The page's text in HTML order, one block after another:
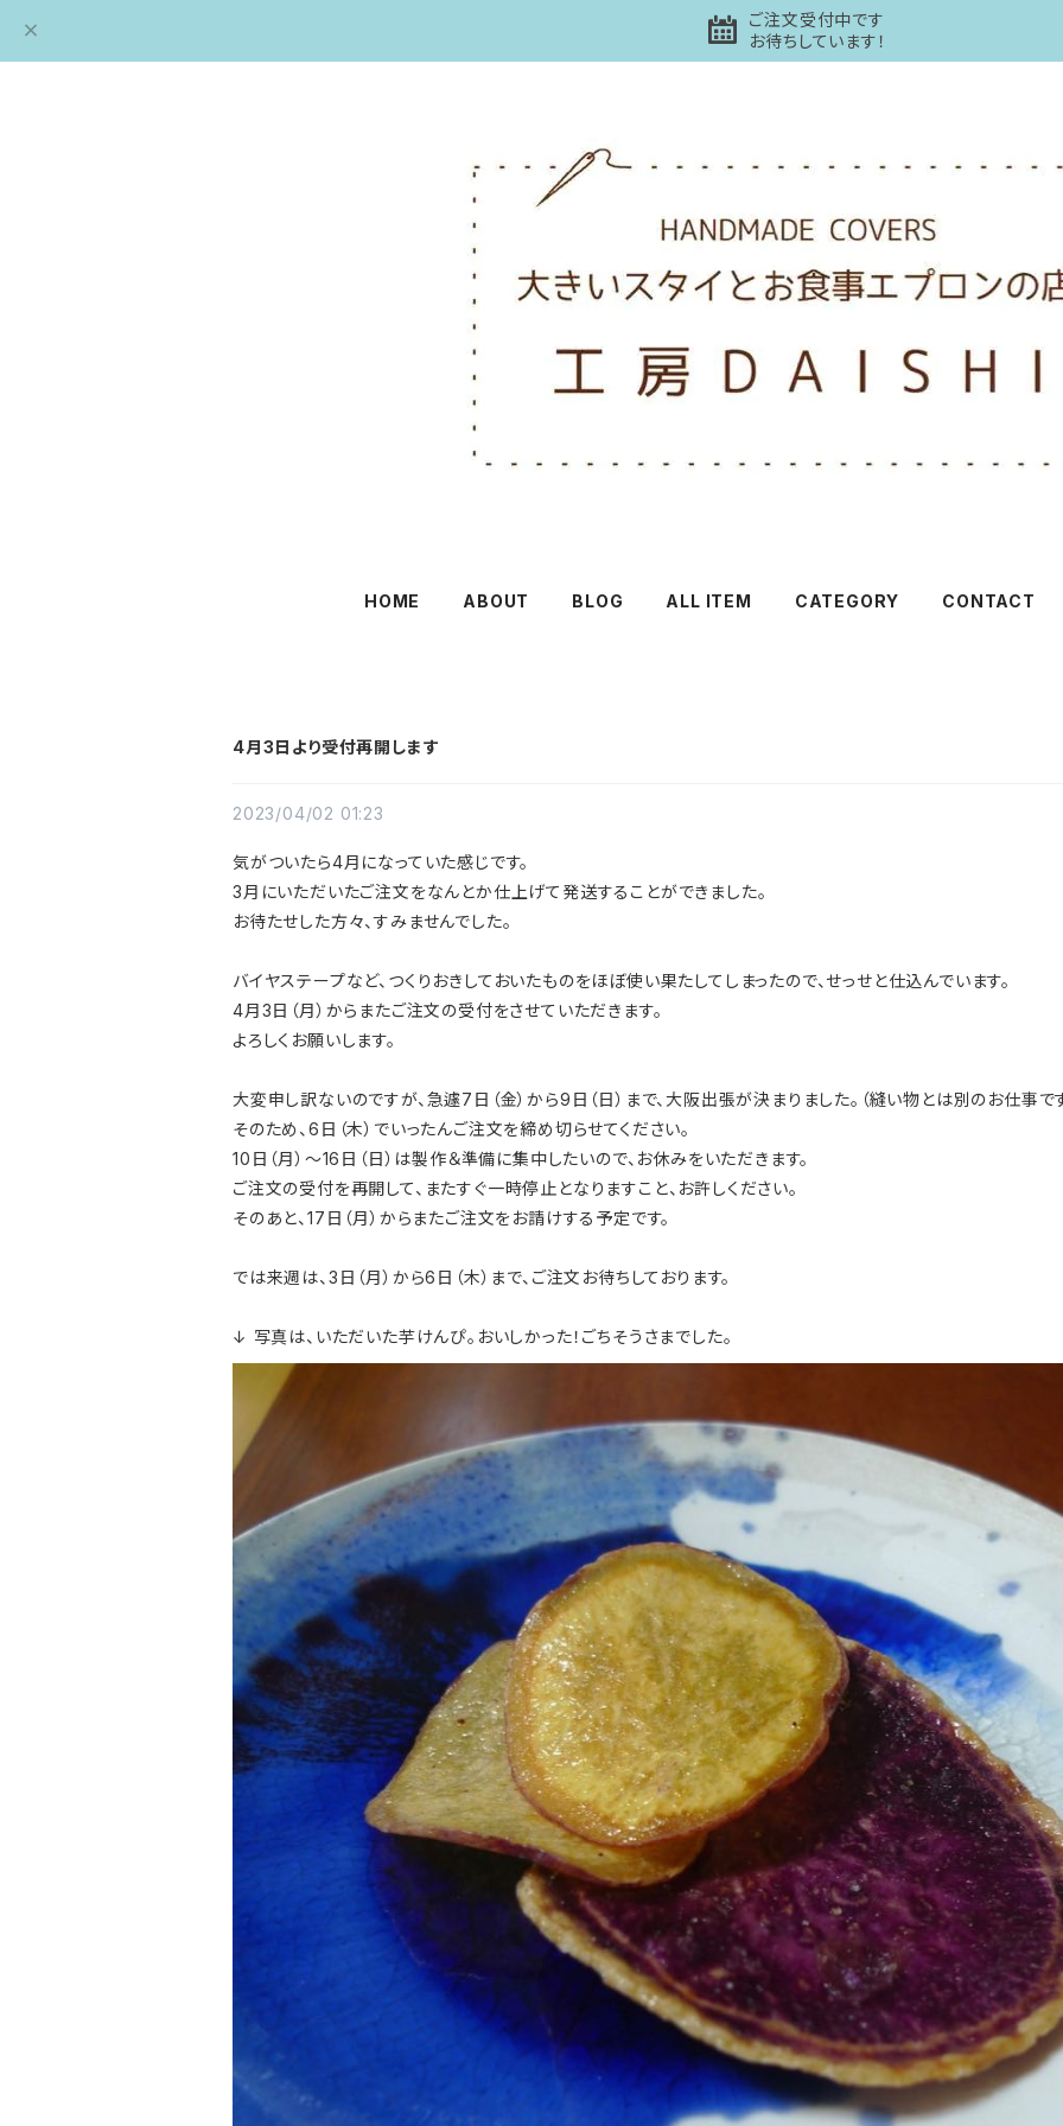
ご注文受付中です
お待ちしています！
HOME ABOUT BLOG ALL ITEM CATEGORY CONTACT
4月3日より受付再開します
2023/04/02 01:23
気がついたら4月になっていた感じです。
3月にいただいたご注文をなんとか仕上げて発送することができました。
お待たせした方々、すみませんでした。
バイヤステープなど、つくりおきしておいたものをほぼ使い果たしてしまったので、せっせと仕込んでいます。
4月3日（月）からまたご注文の受付をさせていただきます。
よろしくお願いします。
大変申し訳ないのですが、急遽7日（金）から9日（日）まで、大阪出張が決まりました。（縫い物とは別のお仕事で
そのため、6日（木）でいったんご注文を締め切らせてください。
10日（月）〜16日（日）は製作＆準備に集中したいので、お休みをいただきます。
ご注文の受付を再開して、またすぐ一時停止となりますこと、お許しください。
そのあと、17日（月）からまたご注文をお請けする予定です。
では来週は、3日（月）から6日（木）まで、ご注文お待ちしております。
↓ 写真は、いただいた芋けんぴ。おいしかった！ごちそうさまでした。